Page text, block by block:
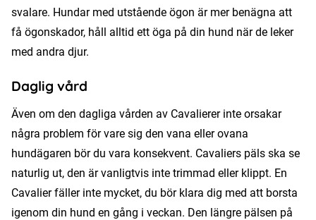
svalare. Hundar med utstående ögon är mer benägna att
få ögonskador, håll alltid ett öga på din hund när de leker
med andra djur.
Daglig vård
Även om den dagliga vården av Cavalierer inte orsakar
några problem för vare sig den vana eller ovana
hundägaren bör du vara konsekvent. Cavaliers päls ska se
naturlig ut, den är vanligtvis inte trimmad eller klippt. En
Cavalier fäller inte mycket, du bör klara dig med att borsta
igenom din hund en gång i veckan. Den längre pälsen på